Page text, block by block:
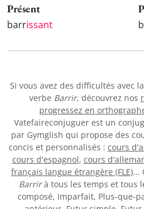
Présent
barrissant
Si vous avez des difficultés avec
verbe Barrir, découvrez nos
progressez en
Vatefaireconjuguer est un
par Gymglish qui propose des
concis et personnalisés : cours
cours d'espagnol, cours
français langue étrangère (FLE)...
Barrirà tous les temps et tous
composé, Imparfait, Plus-que-